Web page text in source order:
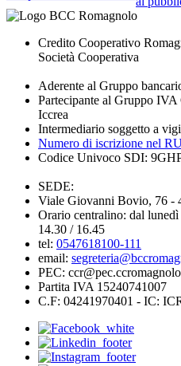
Credito Cooperativo
Società Cooperativa
Aderente al Gruppo
Partecipante al Gruppo
Iccrea
Intermediario soggetto a
Numero di iscrizione nel
Codice Univoco SDI:
SEDE:
Viale Giovanni Bovio, 76 -
Orario centralino: dal
14.30 / 16.45
tel: 0547618100-111
email:
PEC:
Partita IVA 15240741007
C.F: 04241970401 - IC: